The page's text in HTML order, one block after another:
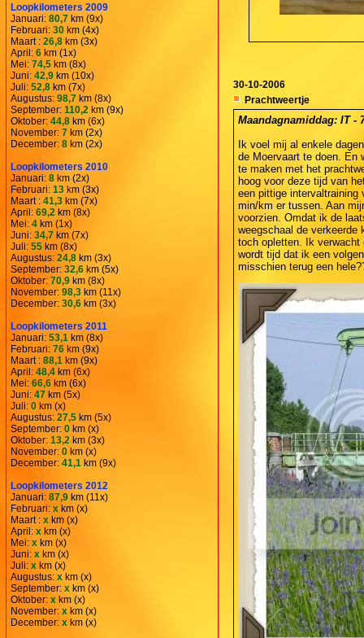
Loopkilometers 2009
Januari: 80,7 km (9x)
Februari: 30 km (4x)
Maart : 26,8 km (3x)
April: 6 km (1x)
Mei: 74,5 km (8x)
Juni: 42,9 km (10x)
Juli: 52,8 km (7x)
Augustus: 98,7 km (8x)
September: 110,2 km (9x)
Oktober: 44,8 km (6x)
November: 7 km (2x)
December: 8 km (2x)
Loopkilometers 2010
Januari: 8 km (2x)
Februari: 13 km (3x)
Maart : 41,3 km (7x)
April: 69,2 km (8x)
Mei: 4 km (1x)
Juni: 34,7 km (7x)
Juli: 55 km (8x)
Augustus: 24,8 km (3x)
September: 32,6 km (5x)
Oktober: 70,9 km (8x)
November: 98,3 km (11x)
December: 30,6 km (3x)
Loopkilometers 2011
Januari: 53,1 km (8x)
Februari: 76 km (9x)
Maart : 88,1 km (9x)
April: 48,4 km (6x)
Mei: 66,6 km (6x)
Juni: 47 km (5x)
Juli: 0 km (x)
Augustus: 27,5 km (5x)
September: 0 km (x)
Oktober: 13,2 km (3x)
November: 0 km (x)
December: 41,1 km (9x)
Loopkilometers 2012
Januari: 87,9 km (11x)
Februari: x km (x)
Maart : x km (x)
April: x km (x)
Mei: x km (x)
Juni: x km (x)
Juli: x km (x)
Augustus: x km (x)
September: x km (x)
Oktober: x km (x)
November: x km (x)
December: x km (x)
30-10-2006
Prachtweertje
Maandagnamiddag: IT -
Ik voel mij al enkele
de Moervaart te doen. En
te maken met het
hoog voor deze tijd van
een pittige
min/km er tussen. Aan
voorzien. Omdat ik de
weegschaal de verkeerde
toch opletten. Ik verwacht
wordt tijd dat ik een
misschien terug een